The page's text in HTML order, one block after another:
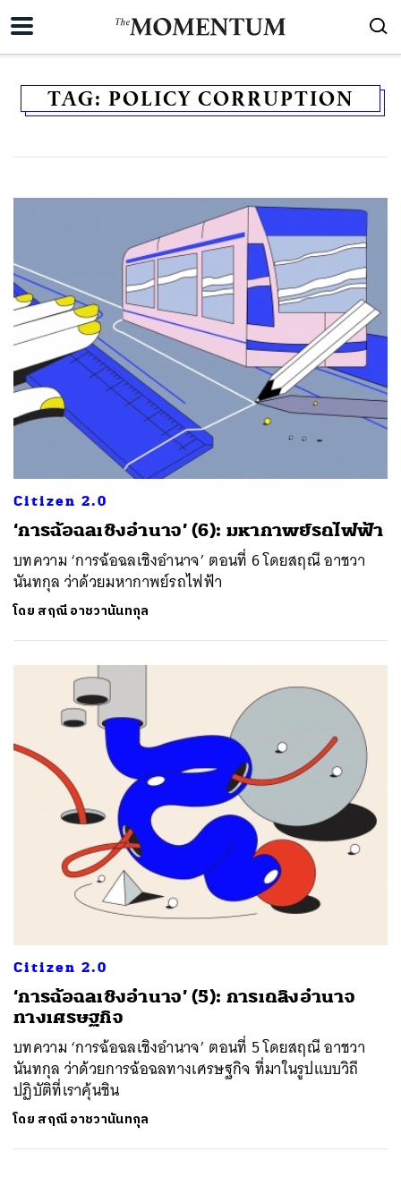
TAG: POLICY CORRUPTION
Citizen 2.0
‘การฉ้อฉลเชิงอำนาจ’ (6): มหากาพย์รถไฟฟ้า
บทความ ‘การฉ้อฉลเชิงอำนาจ’ ตอนที่ 6 โดยสฤณี อาชวา
นันทกุล ว่าด้วยมหากาพย์รถไฟฟ้า
โดย สฤณี อาชวานันทกุล
Citizen 2.0
‘การฉ้อฉลเชิงอำนาจ’ (5): การเถลิงอำนาจ
ทางเศรษฐกิจ
บทความ ‘การฉ้อฉลเชิงอำนาจ’ ตอนที่ 5 โดยสฤณี อาชวา
นันทกุล ว่าด้วยการฉ้อฉลทางเศรษฐกิจ ที่มาในรูปแบบวิถี
ปฏิบัติที่เราคุ้นชิน
โดย สฤณี อาชวานันทกุล
SHARE EMAIL